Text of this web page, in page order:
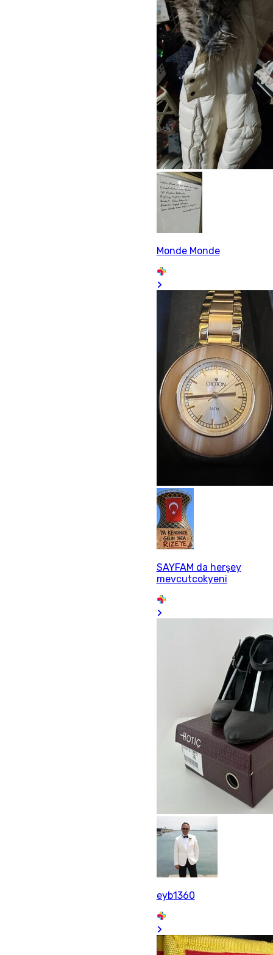
Monde Monde
SAYFAM da herşey
mevcutcokyeni
eyb1360